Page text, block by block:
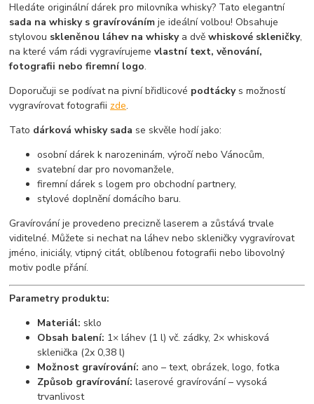
Hledáte originální dárek pro milovníka whisky? Tato elegantní
sada na whisky s gravírováním je ideální volbou! Obsahuje
stylovou skleněnou láhev na whiskya dvěwhiskové skleničky,
na které vám rádi vygravírujemevlastní text, věnování,
fotografii nebo firemní logo.
Doporučuji se podívat na pivní břidlicové podtácky s možností
vygravírovat fotografii zde.
Tato dárková whisky sada se skvěle hodí jako:
osobní dárek k narozeninám, výročí nebo Vánocům,
svatební dar pro novomanžele,
firemní dárek s logem pro obchodní partnery,
stylové doplnění domácího baru.
Gravírování je provedeno precizně laserem a zůstává trvale
viditelné. Můžete si nechat na láhev nebo skleničky vygravírovat
jméno, iniciály, vtipný citát, oblíbenou fotografii nebo libovolný
motiv podle přání.
Parametry produktu:
Materiál: sklo
Obsah balení: 1× láhev (1 l) vč. zádky, 2× whisková
sklenička (2x 0,38 l)
Možnost gravírování: ano – text, obrázek, logo, fotka
Způsob gravírování: laserové gravírování – vysoká
trvanlivost